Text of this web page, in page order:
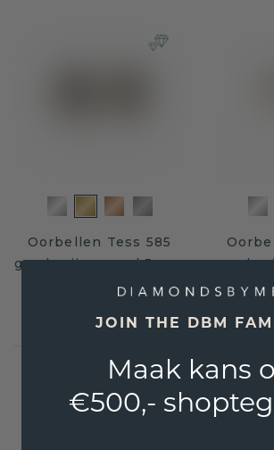
Oorbellen Tess 585
goud grijze parel 5 mm
€ 1.229,-
Excl. Tax & BTW
goud
€ 748,-
JOIN THE DBM
Maak kans
€500,-